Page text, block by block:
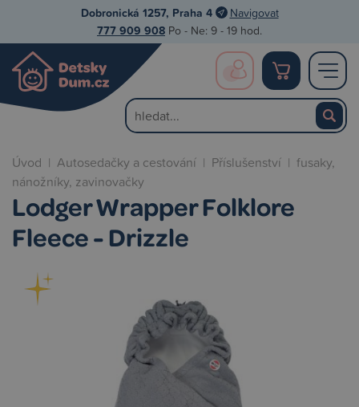
Dobronická 1257, Praha 4 Navigovat
777 909 908 Po - Ne: 9 - 19 hod.
Úvod | Autosedačky a cestování | Příslušenství | fusaky,
nánožníky, zavinovačky
Lodger Wrapper Folklore
Fleece - Drizzle